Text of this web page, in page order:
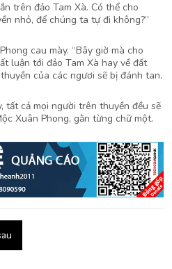
trên đảo Tam Xà. Có thể cho
nhỏ, để chúng ta tự đi không?”
cau mày. “Bây giờ mà cho
luận tới đảo Tam Xà hay về đất
của các ngươi sẽ bị đánh tan.
tất cả mọi người trên thuyền đều sẽ
Xuân Phong, gằn từng chữ một.